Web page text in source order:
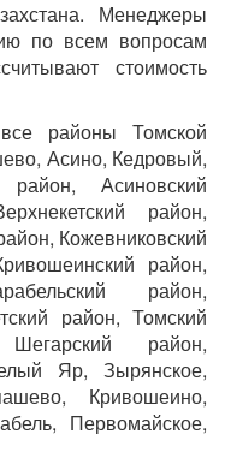
Менеджеры
по всем вопросам
стоимость
районы Томской
Асино, Кедровый,
район, Асиновский
район,
Кожевниковский
район,
район,
район, Томский
район,
Яр, Зырянское,
Кривошеино,
Первомайское,